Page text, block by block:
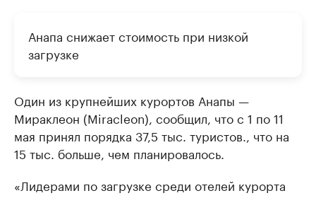
Анапа снижает стоимость при низкой
загрузке
Один из крупнейших курортов Анапы —
Мираклеон (Miraсleon), сообщил, что с 1 по 11
мая принял порядка 37,5 тыс. туристов., что на
15 тыс. больше, чем планировалось.
«Лидерами по загрузке среди отелей курорта